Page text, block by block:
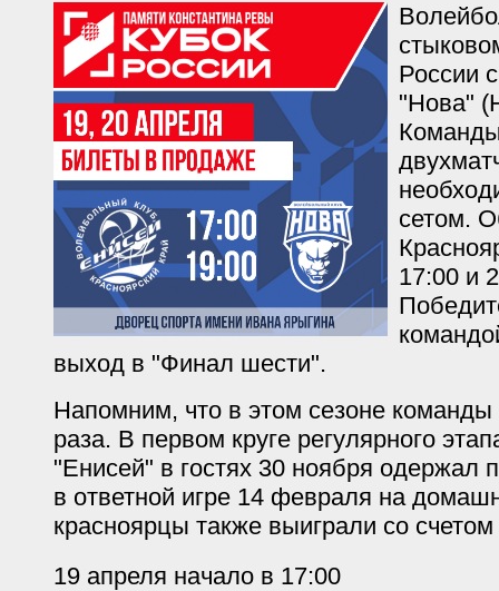
России
"Нова"
сетом.
17:00 и
выход в "Финал шести".
Напомним, что в этом сезоне команды
раза. В первом круге регулярного
"Енисей" в гостях 30 ноября одержал
в ответной игре 14 февраля на
красноярцы также выиграли со
19 апреля начало в 17:00